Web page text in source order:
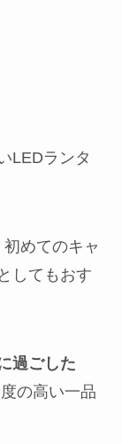
LEDランタ
めてのキャ
してもおす
過ごした
の高い一品